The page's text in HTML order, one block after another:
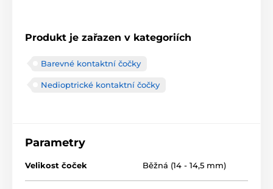
Produkt je zařazen v kategoriích
Barevné kontaktní čočky
Nedioptrické kontaktní čočky
Parametry
Velikost čoček Běžná (14 - 14,5 mm)